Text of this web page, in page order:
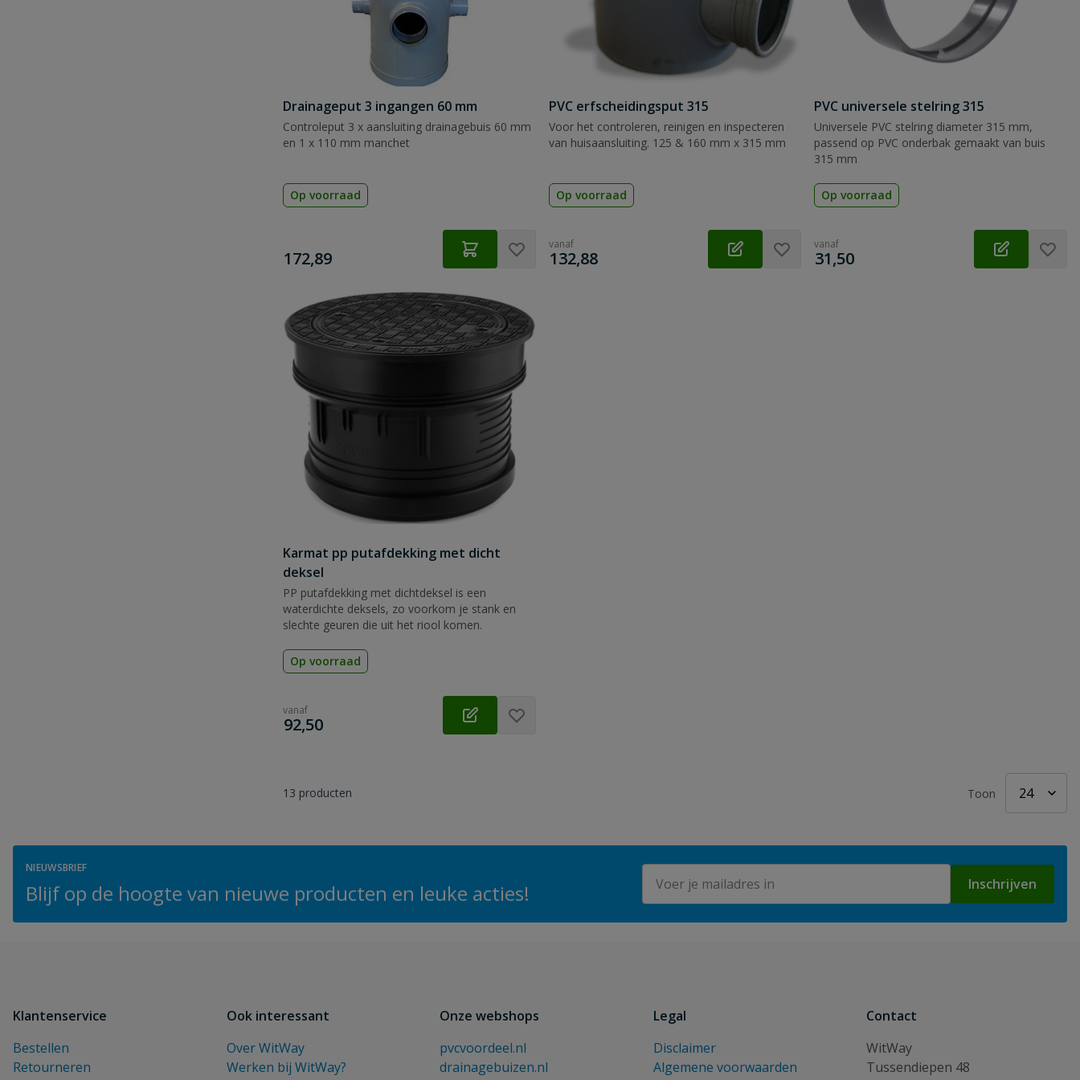
Drainageput 3 ingangen 60 mm
Controleput 3 x aansluiting drainagebuis 60 mm
en 1 x 110 mm manchet
Op voorraad
€
172,89
PVC erfscheidingsput 315
Voor het controleren, reinigen en inspecteren
van huisaansluiting. 125 & 160 mm x 315 mm
Op voorraad
vanaf
€
132,88
PVC universele stelring 315
Universele PVC stelring diameter 315 mm,
passend op PVC onderbak gemaakt van buis
315 mm
Op voorraad
vanaf
€
31,50
Karmat pp putafdekking met dicht
deksel
PP putafdekking met dichtdeksel is een
waterdichte deksels, zo voorkom je stank en
slechte geuren die uit het riool komen.
Op voorraad
vanaf
€
92,50
13 producten Toon
NIEUWSBRIEF
Blijf op de hoogte van nieuwe producten en leuke acties! Inschrijven
Klantenservice
Bestellen
Retourneren
Ook interessant
Over WitWay
Werken bij WitWay?
Onze webshops
pvcvoordeel.nl
drainagebuizen.nl
Legal
Disclaimer
Algemene voorwaarden
Contact
WitWay
Tussendiepen 48